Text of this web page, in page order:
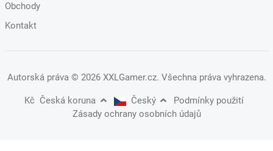
Obchody
Kontakt
Autorská práva © 2026 XXLGamer.cz. Všechna práva vyhrazena.
Kč Česká koruna Český
Podmínky použití
Zásady ochrany osobních údajů